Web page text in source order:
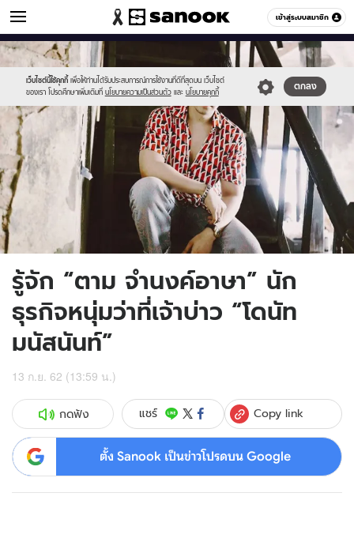
เข้าสู่ระบบสมาชิก
ผู้ชาย หมวดอื่นๆ
เว็บไซต์นี้ใช้คุกกี้ เพื่อให้ท่านได้รับประสบการณ์การใช้งานที่ดีที่สุดบน เว็บไซต์
ของเรา โปรดศึกษาเพิ่มเติมที่ นโยบายความเป็นส่วนตัว และ นโยบายคุกกี้
ตกลง
Sanook
//s.isanook.com/sr/0/images/logo-
new-
sanook.png
600
60
//s.isanook.com/me/0/ud/11/59337/655.jpg
รู้จัก “ตาม จำนงค์อาษา” นัก
ธุรกิจหนุ่มว่าที่เจ้าบ่าว “โดนัท
มนัสนันท์”
13 ก.ย. 62 (13:59 น.)
กดฟัง แชร์ Copy link
ตั้ง Sanook เป็นข่าวโปรดบน Google